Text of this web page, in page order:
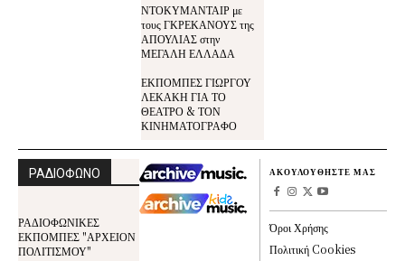
ΝΤΟΚΥΜΑΝΤΑΙΡ με
τους ΓΚΡΕΚΑΝΟΥΣ της
ΑΠΟΥΛΙΑΣ στην
ΜΕΓΑΛΗ ΕΛΛΑΔΑ
ΕΚΠΟΜΠΕΣ ΓΙΩΡΓΟΥ
ΛΕΚΑΚΗ ΓΙΑ ΤΟ
ΘΕΑΤΡΟ & ΤΟΝ
ΚΙΝΗΜΑΤΟΓΡΑΦΟ
ΡΑΔΙΟΦΩΝΟ
ΡΑΔΙΟΦΩΝΙΚΕΣ
ΕΚΠΟΜΠΕΣ "ΑΡΧΕΙΟΝ
ΠΟΛΙΤΙΣΜΟΥ"
ΑΚΟΥΛΟΥΘΗΣΤΕ ΜΑΣ
Όροι Χρήσης
Πολιτική Cookies